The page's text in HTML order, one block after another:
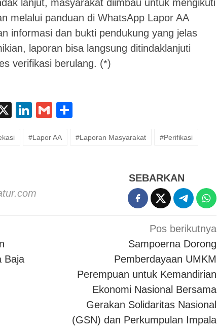
lanjut, masyarakat diimbau untuk mengikuti
melalui panduan di WhatsApp Lapor AA
informasi dan bukti pendukung yang jelas
laporan bisa langsung ditindaklanjuti
verifikasi berulang. (*)
X LinkedIn
Gmail
#Lapor AA #Laporan Masyarakat #Perifikasi
SEBARKAN
Baja
Pos berikutnya
Sampoerna Dorong
Pemberdayaan UMKM
Perempuan untuk Kemandirian
Ekonomi Nasional Bersama
Gerakan Solidaritas Nasional
(GSN) dan Perkumpulan Impala